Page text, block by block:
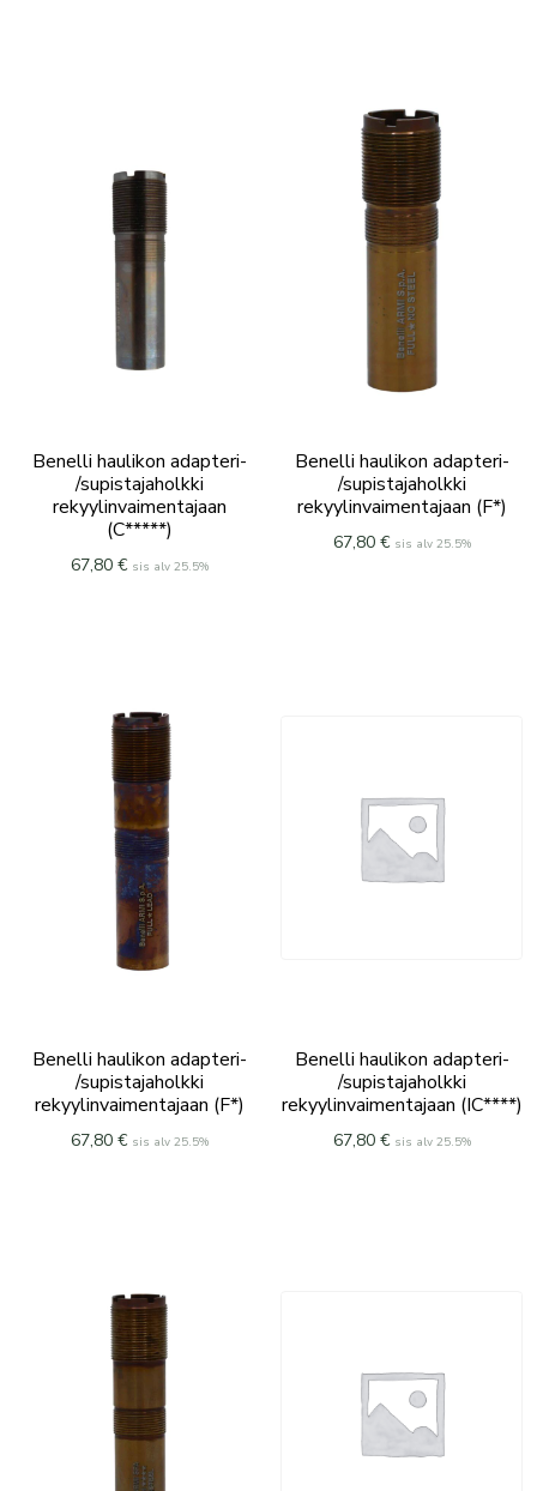
Benelli haulikon adapteri-
/supistajaholkki
rekyylinvaimentajaan
(C*****)
67,80€ sis alv 25.5%
Benelli haulikon adapteri-
/supistajaholkki
rekyylinvaimentajaan (F*)
67,80 € sis alv 25.5%
Benelli haulikon adapteri-
/supistajaholkki
rekyylinvaimentajaan (F*)
67,80€ sis alv 25.5%
Benelli haulikon adapteri-
/supistajaholkki
rekyylinvaimentajaan (IC****)
67,80 € sis alv 25.5%